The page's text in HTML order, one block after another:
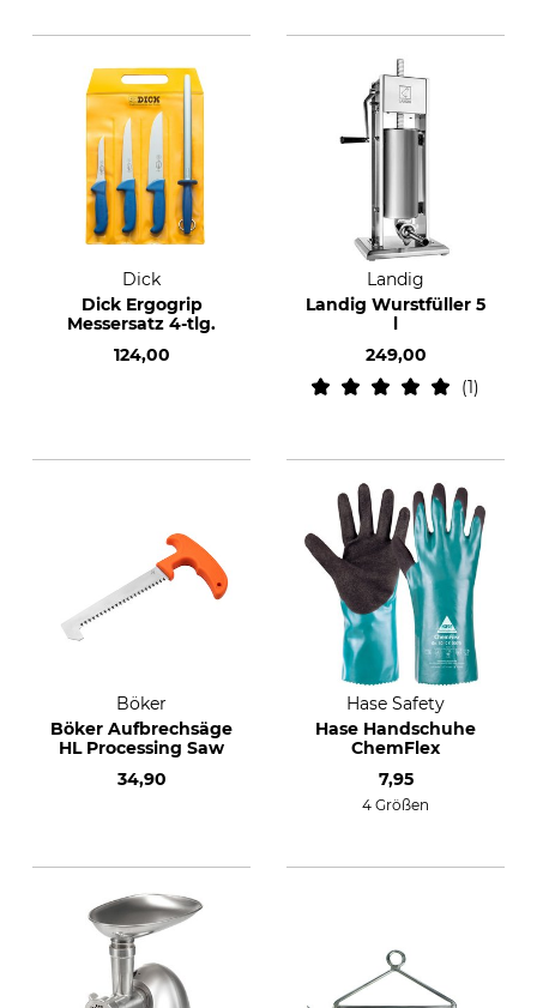
Dick
Dick Ergogrip
Messersatz 4-tlg.
124,00
Landig
Landig Wurstfüller 5
l
249,00
1
Böker
Böker Aufbrechsäge
HL Processing Saw
34,90
Hase Safety
Hase Handschuhe
ChemFlex
7,95
4 Größen